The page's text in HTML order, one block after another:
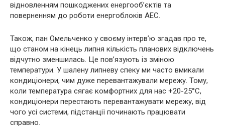
відновленням пошкоджених енергооб’єктів та
поверненням до роботи енергоблоків АЕС.
Також, пан Омельченко у своєму інтерв’ю згадав про те,
що станом на кінець липня кількість планових відключень
відчутно зменшилась. Це пов’язують із зміною
температури. У шалену липневу спеку ми часто вмикали
кондиціонери, чим дуже перевантажували мережу. Тому,
коли температура сягає комфортних для нас +20-25°C,
кондиціонери перестають перевантажувати мережу, від
чого усі системи, підстанції починають працювати
справно.